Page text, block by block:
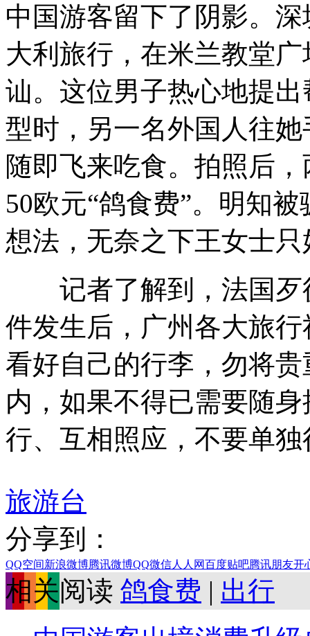
中国游客留下了阴影。
大利旅行，在米兰教堂
讪。这位男子热心地提
型时，另一名外国人往
随即飞来吃食。拍照后
50欧元“鸽食费”。明知
想法，无奈之下王女士
记者了解到，法国歹
件发生后，广州各大旅
看好自己的行李，勿将
内，如果不得已需要随
行、互相照应，不要单
旅游台
分享到：
QQ空间新浪微博腾讯微博QQ微信人人网百度贴吧腾讯朋友开
相关阅读 鸽食费 | 出行